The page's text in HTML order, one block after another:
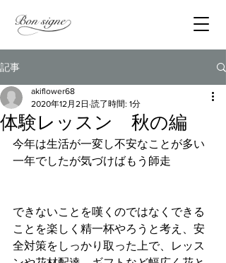
記事
体験レッスン 秋の編
akiflower68
2020年12月2日 読了時間: 1分
今年は生活が一変し不安なことが多い
一年でしたが気づけばもう師走
できないことを嘆くのではなくできる
ことを楽しく精一杯やろうと考え、安
全対策をしっかり取った上で、レッス